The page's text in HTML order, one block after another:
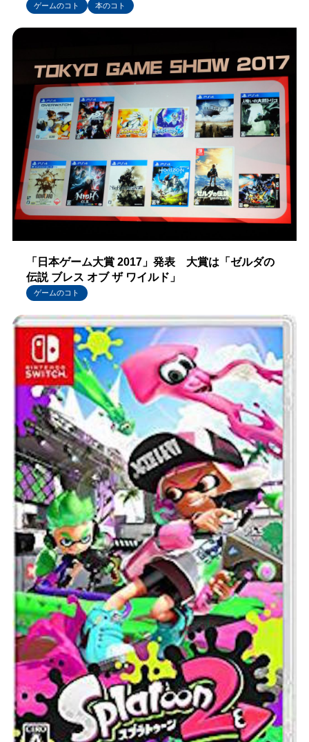
ゲームのコト 本のコト
「日本ゲーム大賞 2017」発表 大賞は「ゼルダの
伝説 ブレス オブ ザ ワイルド」
ゲームのコト